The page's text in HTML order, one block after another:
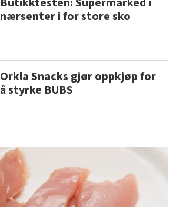
nærsenter i for store sko
Orkla Snacks gjør oppkjøp for
å styrke BUBS